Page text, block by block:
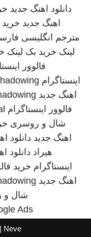
دانلود اهنگ جدید
اهنگ جدید خرید
مترجم انگلیسی
لینک خرید بک لینک
فالوور
اینستاگرام
اهنگ جدید
فالوور اینستاگرام
شال و روسری
اهنگ جدید دانلود
هیراد دانلود
اینستاگرام خرید
اهنگ جدید
شال و
Ads
Neve